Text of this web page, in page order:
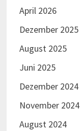
April 2026
Dezember 2025
August 2025
Juni 2025
Dezember 2024
November 2024
August 2024